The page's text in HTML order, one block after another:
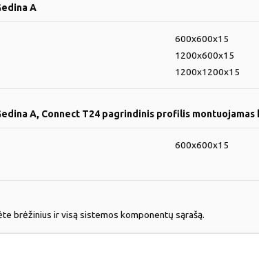
A
600x600x15
1200x600x15
1200x1200x15
A, Connect T24 pagrindinis profilis montuojamas
600x600x15
brėžinius ir visą sistemos komponentų sąrašą.